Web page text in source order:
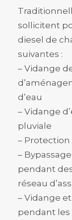
sollicitent
diesel de
suivantes :
– Vidange
d’eau
– Vidange
pluviale
–
–
pendant
réseau
– Vidange
pendant les